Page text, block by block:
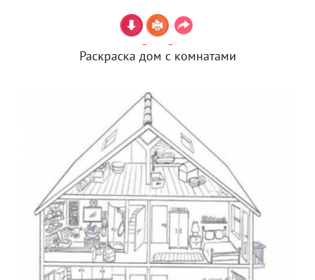
Раскраска дом с комнатами